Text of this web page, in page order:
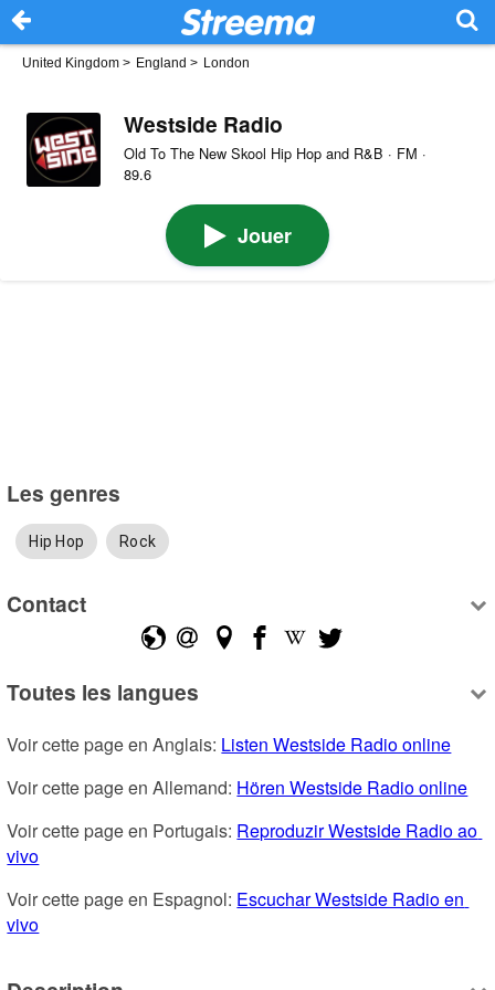
United Kingdom > England > London
Westside Radio
Old To The New Skool Hip Hop and R&B · FM ·
89.6
Jouer
Les genres
Hip Hop Rock
Contact
Toutes les langues
Voir cette page en Anglais: Listen Westside Radio online
Voir cette page en Allemand: Hören Westside Radio online
Voir cette page en Portugais: Reproduzir Westside Radio ao
vivo
Voir cette page en Espagnol: Escuchar Westside Radio en
vivo